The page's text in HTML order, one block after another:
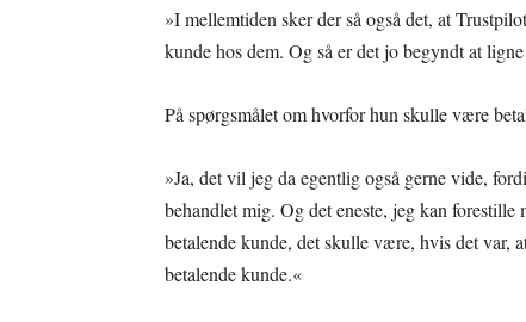
»I mellemtiden sker der så også det, at
kunde hos dem. Og så er det jo begyndt at
På spørgsmålet om hvorfor hun skulle være
»Ja, det vil jeg da egentlig også gerne vide,
behandlet mig. Og det eneste, jeg kan
betalende kunde, det skulle være, hvis det var,
betalende kunde.«